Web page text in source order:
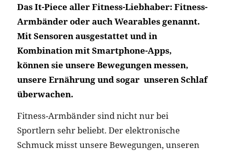
Das It-Piece aller Fitness-Liebhaber: Fitness-
Armbänder oder auch Wearables genannt.
Mit Sensoren ausgestattet und in
Kombination mit Smartphone-Apps,
können sie unsere Bewegungen messen,
unsere Ernährung und sogar unseren Schlaf
überwachen.
Fitness-Armbänder sind nicht nur bei
Sportlern sehr beliebt. Der elektronische
Schmuck misst unsere Bewegungen, unseren